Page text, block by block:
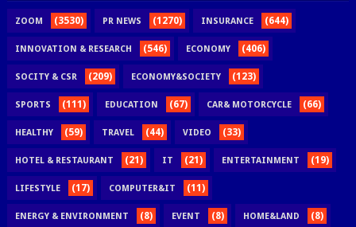
ZOOM (3530) PR NEWS (1270) INSURANCE (644)
INNOVATION & RESEARCH (546) ECONOMY (406)
SOCITY & CSR (209) ECONOMY&SOCIETY (123)
SPORTS (111) EDUCATION (67) CAR& MOTORCYCLE (66)
HEALTHY (59) TRAVEL (44) VIDEO (33)
HOTEL & RESTAURANT (21) IT (21) ENTERTAINMENT (19)
LIFESTYLE (17) COMPUTER&IT (11)
ENERGY & ENVIRONMENT (8) EVENT (8) HOME&LAND (8)